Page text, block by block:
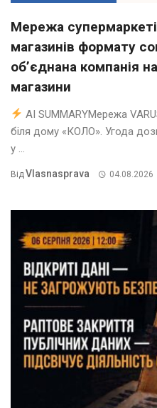
Мережа
магазинів формату
об’єднана компанія
магазини
AI SUMMARYМережа
біля дому «КОЛО». Угода
у ...
ВідVlasnasprava 04.08.2026